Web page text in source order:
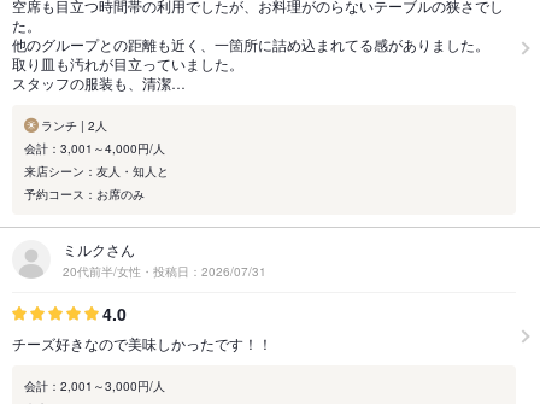
空席も目立つ時間帯の利用でしたが、お料理がのらないテーブルの狭さでし
た。
他のグループとの距離も近く、一箇所に詰め込まれてる感がありました。
取り皿も汚れが目立っていました。
スタッフの服装も、清潔…
ランチ | 2人
会計：3,001～4,000円/人
来店シーン：友人・知人と
予約コース：お席のみ
ミルクさん
20代前半/女性・投稿日：2026/07/31
4.0
チーズ好きなので美味しかったです！！
会計：2,001～3,000円/人